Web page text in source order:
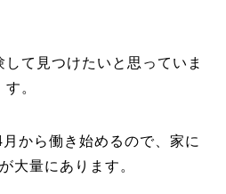
て見つけたいと思っていま
す。
から働き始めるので、家に
大量にあります。